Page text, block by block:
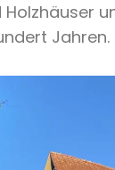
Holzhäuser
Jahren.